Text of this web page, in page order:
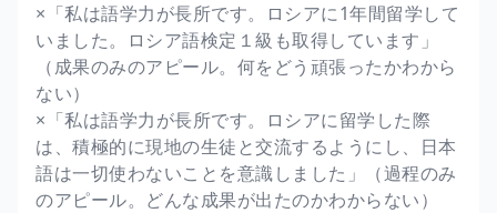
×「私は語学力が長所です。ロシアに1年間留学して
いました。ロシア語検定１級も取得しています」
（成果のみのアピール。何をどう頑張ったかわから
ない）
×「私は語学力が長所です。ロシアに留学した際
は、積極的に現地の生徒と交流するようにし、日本
語は一切使わないことを意識しました」（過程のみ
のアピール。どんな成果が出たのかわからない）